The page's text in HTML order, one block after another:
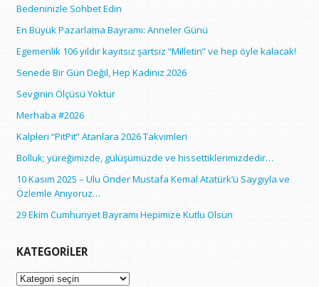
Bedeninizle Sohbet Edin
En Büyük Pazarlama Bayramı: Anneler Günü
Egemenlik 106 yıldır kayıtsız şartsız “Milletin” ve hep öyle kalacak!
Senede Bir Gün Değil, Hep Kadınız 2026
Sevginin Ölçüsü Yoktur
Merhaba #2026
Kalpleri “PitPit” Atanlara 2026 Takvimleri
Bolluk; yüreğimizde, gülüşümüzde ve hissettiklerimizdedir…
10 Kasım 2025 – Ulu Önder Mustafa Kemal Atatürk’ü Saygıyla ve
Özlemle Anıyoruz…
29 Ekim Cumhuriyet Bayramı Hepimize Kutlu Olsun
KATEGORILER
Kategoriler